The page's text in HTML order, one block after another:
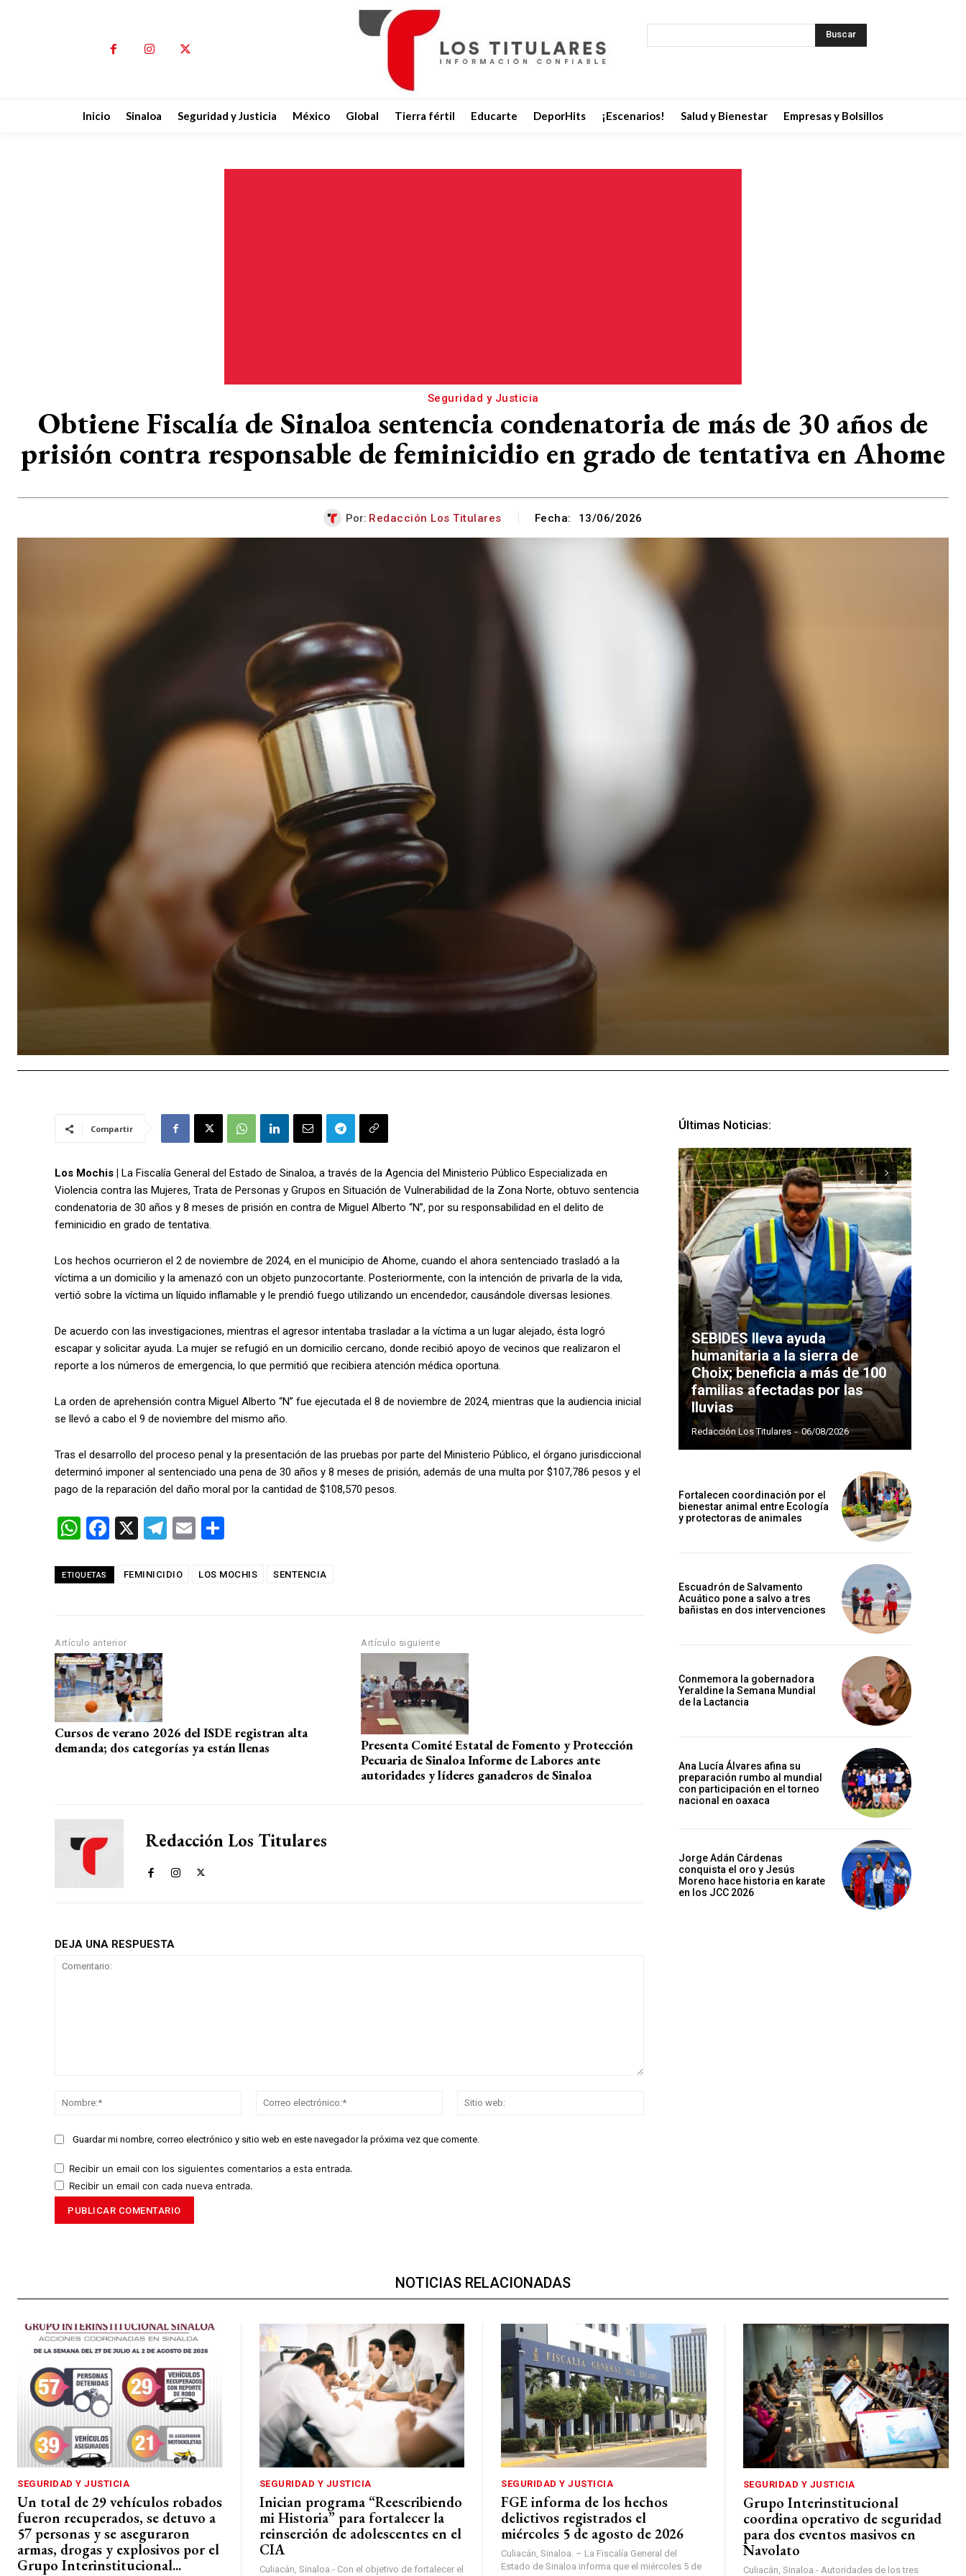
Buscar
Inicio Sinaloa Seguridad y Justicia México Global Tierra fértil Educarte DeporHits ¡Escenarios! Salud y Bienestar Empresas y Bolsillos
Seguridad y Justicia
Obtiene Fiscalía de Sinaloa sentencia condenatoria de más de 30 años de
prisión contra responsable de feminicidio en grado de tentativa en Ahome
Por: Redacción Los Titulares Fecha: 13/06/2026
Compartir
Los Mochis |
La Fiscalía General del Estado de Sinaloa, a través de la Agencia del Ministerio Público Especializada en
Violencia contra las Mujeres, Trata de Personas y Grupos en Situación de Vulnerabilidad de la Zona Norte, obtuvo sentencia
condenatoria de 30 años y 8 meses de prisión en contra de Miguel Alberto “N”, por su responsabilidad en el delito de
feminicidio en grado de tentativa.
Los hechos ocurrieron el 2 de noviembre de 2024, en el municipio de Ahome, cuando el ahora sentenciado trasladó a la
víctima a un domicilio y la amenazó con un objeto punzocortante. Posteriormente, con la intención de privarla de la vida,
vertió sobre la víctima un líquido inflamable y le prendió fuego utilizando un encendedor, causándole diversas lesiones.
De acuerdo con las investigaciones, mientras el agresor intentaba trasladar a la víctima a un lugar alejado, ésta logró
escapar y solicitar ayuda. La mujer se refugió en un domicilio cercano, donde recibió apoyo de vecinos que realizaron el
reporte a los números de emergencia, lo que permitió que recibiera atención médica oportuna.
La orden de aprehensión contra Miguel Alberto “N” fue ejecutada el 8 de noviembre de 2024, mientras que la audiencia inicial
se llevó a cabo el 9 de noviembre del mismo año.
Tras el desarrollo del proceso penal y la presentación de las pruebas por parte del Ministerio Público, el órgano jurisdiccional
determinó imponer al sentenciado una pena de 30 años y 8 meses de prisión, además de una multa por $107,786 pesos y el
pago de la reparación del daño moral por la cantidad de $108,570 pesos.
W
at
p
p
F
ce
o
k
X
T
e
E
ail m
ETIQUETAS FEMINICIDIO LOS MOCHIS SENTENCIA
Artículo anterior
Cursos de verano 2026 del ISDE registran alta
demanda; dos categorías ya están llenas
Artículo siguiente
Presenta Comité Estatal de Fomento y Protección
Pecuaria de Sinaloa Informe de Labores ante
autoridades y líderes ganaderos de Sinaloa
Redacción Los Titulares
DEJA UNA RESPUESTA
Nombre:*
Correo
Guardar mi nombre, correo electrónico y sitio web en este navegador la próxima vez que comente.
Recibir un email con los siguientes comentarios a esta entrada.
Recibir un email con cada nueva entrada.
Últimas Noticias:
SEBIDES lleva ayuda
humanitaria a la sierra de
Choix; beneficia a más de 100
familias afectadas por las
lluvias
Redacción Los Titulares - 06/08/2026
Fortalecen coordinación por el
bienestar animal entre Ecología
y protectoras de animales
Escuadrón de Salvamento
Acuático pone a salvo a tres
bañistas en dos intervenciones
Conmemora la gobernadora
Yeraldine la Semana Mundial
de la Lactancia
Ana Lucía Álvares afina su
preparación rumbo al mundial
con participación en el torneo
nacional en oaxaca
Jorge Adán Cárdenas
conquista el oro y Jesús
Moreno hace historia en karate
en los JCC 2026
NOTICIAS RELACIONADAS
SEGURIDAD Y JUSTICIA
Un total de 29 vehículos robados
fueron recuperados, se detuvo a
57 personas y se aseguraron
armas, drogas y explosivos por el
Grupo Interinstitucional...
SEGURIDAD Y JUSTICIA
Inician programa “Reescribiendo
mi Historia” para fortalecer la
reinserción de adolescentes en el
CIA
Culiacán, Sinaloa.- Con el objetivo de fortalecer el
SEGURIDAD Y JUSTICIA
FGE informa de los hechos
delictivos registrados el
miércoles 5 de agosto de 2026
Culiacán, Sinaloa. – La Fiscalía General del
Estado de Sinaloa informa que el miércoles 5 de
SEGURIDAD Y JUSTICIA
Grupo Interinstitucional
coordina operativo de seguridad
para dos eventos masivos en
Navolato
Culiacán, Sinaloa.- Autoridades de los tres